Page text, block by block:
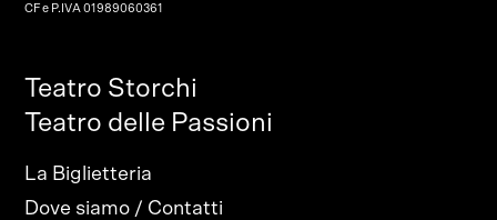
CF e P.IVA 01989060361
Teatro Storchi
Teatro delle Passioni
La Biglietteria
Dove siamo / Contatti